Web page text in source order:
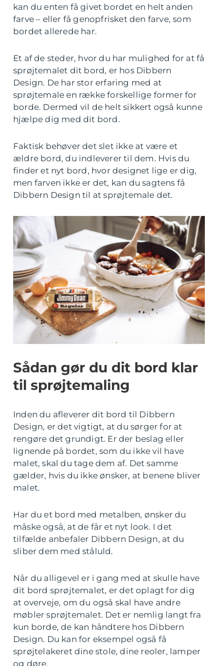
kan du enten få givet bordet en helt anden
farve – eller få genopfrisket den farve, som
bordet allerede har.
Et af de steder, hvor du har mulighed for at få
sprøjtemalet dit bord, er hos Dibbern
Design. De har stor erfaring med at
sprøjtemale en række forskellige former for
borde. Dermed vil de helt sikkert også kunne
hjælpe dig med dit bord.
Faktisk behøver det slet ikke at være et
ældre bord, du indleverer til dem. Hvis du
finder et nyt bord, hvor designet lige er dig,
men farven ikke er det, kan du sagtens få
Dibbern Design til at sprøjtemale det.
Sådan gør du dit bord klar
til sprøjtemaling
Inden du afleverer dit bord til Dibbern
Design, er det vigtigt, at du sørger for at
rengøre det grundigt. Er der beslag eller
lignende på bordet, som du ikke vil have
malet, skal du tage dem af. Det samme
gælder, hvis du ikke ønsker, at benene bliver
malet.
Har du et bord med metalben, ønsker du
måske også, at de får et nyt look. I det
tilfælde anbefaler Dibbern Design, at du
sliber dem med ståluld.
Når du alligevel er i gang med at skulle have
dit bord sprøjtemalet, er det oplagt for dig
at overveje, om du også skal have andre
møbler sprøjtemalet. Det er nemlig langt fra
kun borde, de kan håndtere hos Dibbern
Design. Du kan for eksempel også få
sprøjtelakeret dine stole, dine reoler, lamper
og døre.